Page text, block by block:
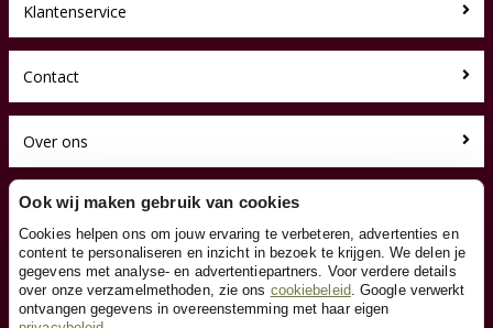
Klantenservice
Contact
Over ons
Toyfan BV
Loopfietsen.nl
Waterwinweg 9
7572 PD Oldenzaal
Tel. 0541-228000
Facebook
Ook wij maken gebruik van cookies
Cookies helpen ons om jouw ervaring te verbeteren, advertenties en
content te personaliseren en inzicht in bezoek te krijgen. We delen je
gegevens met analyse- en advertentiepartners. Voor verdere details
over onze verzamelmethoden, zie ons cookiebeleid. Google verwerkt
ontvangen gegevens in overeenstemming met haar eigen